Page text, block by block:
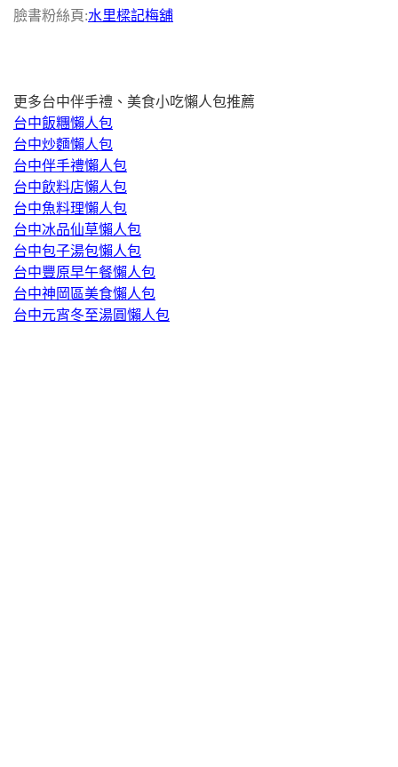
臉書粉絲頁:水里樑記梅舖
更多台中伴手禮、美食小吃懶人包推薦
台中飯糰懶人包
台中炒麵懶人包
台中伴手禮懶人包
台中飲料店懶人包
台中魚料理懶人包
台中冰品仙草懶人包
台中包子湯包懶人包
台中豐原早午餐懶人包
台中神岡區美食懶人包
台中元宵冬至湯圓懶人包